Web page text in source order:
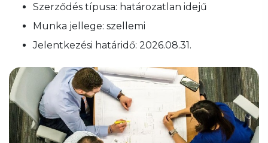
Szerződés típusa: határozatlan idejű
Munka jellege: szellemi
Jelentkezési határidő: 2026.08.31.